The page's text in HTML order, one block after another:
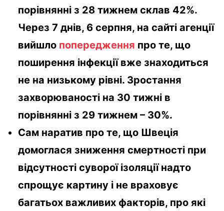
порівнянні з 28 тижнем склав 42%.
Через 7 днів, 6 серпня, на сайті агенції
вийшло попередження про те, що
поширення інфекції вже знаходиться
не на низькому рівні. Зростання
захворюваності на 30 тижні в
порівнянні з 29 тижнем – 30%.
Сам наратив про те, що Швеція
домоглася зниження смертності при
відсутності суворої ізоляції надто
спрощує картину і не враховує
багатьох важливих факторів, про які